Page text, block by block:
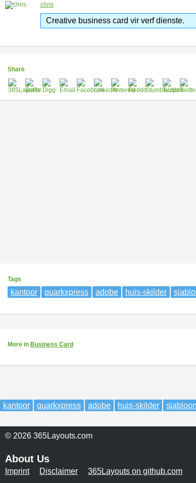
chris
Creative business card vir verf dienste.
Share
Tags
kantoor quarkxpress adobe huis-skilder
More in Business Card
kantoor quarkxpress adobe huis-skilder sjabloon
© 2026 365Layouts.com
About Us
Imprint Disclaimer 365Layouts on github.com